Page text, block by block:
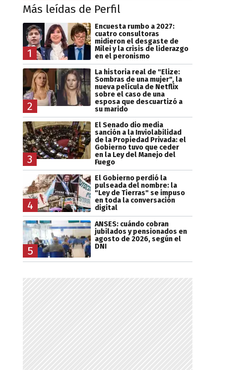
Más leídas de Perfil
1
Encuesta rumbo a 2027:
cuatro consultoras
midieron el desgaste de
Milei y la crisis de liderazgo
en el peronismo
2
La historia real de "Elize:
Sombras de una mujer", la
nueva película de Netflix
sobre el caso de una
esposa que descuartizó a
su marido
3
El Senado dio media
sanción a la Inviolabilidad
de la Propiedad Privada: el
Gobierno tuvo que ceder
en la Ley del Manejo del
Fuego
4
El Gobierno perdió la
pulseada del nombre: la
"Ley de Tierras" se impuso
en toda la conversación
digital
5
ANSES: cuándo cobran
jubilados y pensionados en
agosto de 2026, según el
DNI